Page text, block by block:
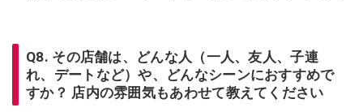
Q8. その店舗は、どんな人（一人、友人、子連
れ、デートなど）や、どんなシーンにおすすめで
すか？ 店内の雰囲気もあわせて教えてください